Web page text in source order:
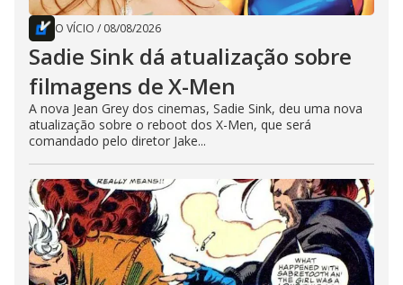
O VÍCIO / 08/08/2026
Sadie Sink dá atualização sobre
filmagens de X-Men
A nova Jean Grey dos cinemas, Sadie Sink, deu uma nova
atualização sobre o reboot dos X-Men, que será
comandado pelo diretor Jake...